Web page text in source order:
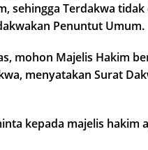
sehingga Terdakwa
Penuntut Umum.
mohon Majelis Hakim
menyatakan Surat
kepada majelis hakim